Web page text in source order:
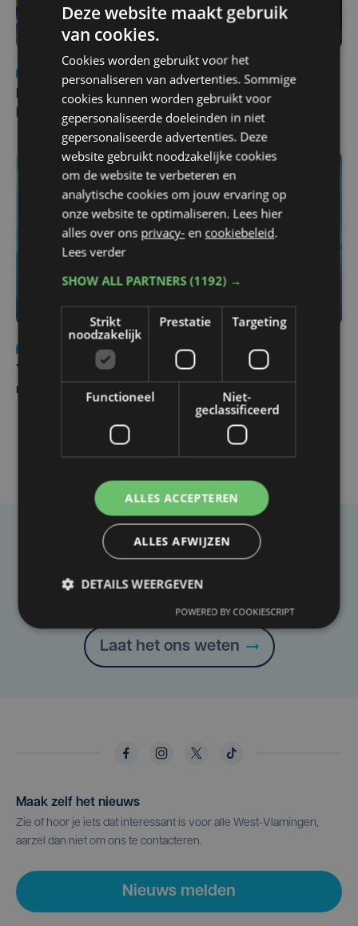
di 4 augustus | 09:32
Man en vrouw dood aangetroffen in woning in Sint-
Pieters Brugge
do 6 augustus | 21:30
Yaro (19), slachtoffer van vechtpartij, is na
maandenlange coma overleden
Taalfout opgemerkt?
Laat het ons weten
Maak zelf het nieuws
Zie of hoor je iets dat interessant is voor alle West-Vlamingen,
aarzel dan niet om ons te contacteren.
Nieuws melden
Deze website maakt gebruik
van cookies.
Cookies worden gebruikt voor het
personaliseren van advertenties. Sommige
cookies kunnen worden gebruikt voor
gepersonaliseerde doeleinden in niet
gepersonaliseerde advertenties. Deze
website gebruikt noodzakelijke cookies
om de website te verbeteren en
analytische cookies om jouw ervaring op
onze website te optimaliseren. Lees hier
alles over ons privacy- en cookiebeleid.
Lees verder
SHOW ALL PARTNERS(1192) →
Strikt
noodzakelijk
Prestatie Targeting
Functioneel
Niet-
geclassificeerd
ALLES ACCEPTEREN
ALLES AFWIJZEN
DETAILS WEERGEVEN
POWERED BY COOKIESCRIPT